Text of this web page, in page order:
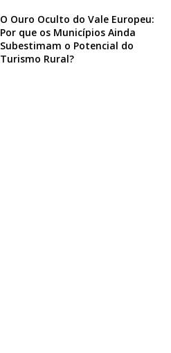
O Ouro Oculto do Vale Europeu:
Por que os Municípios Ainda
Subestimam o Potencial do
Turismo Rural?